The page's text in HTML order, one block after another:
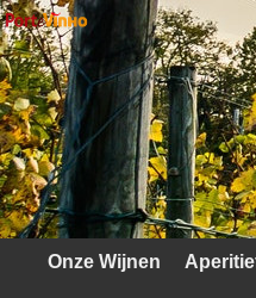
Home
Contact
Mijn account
Verzendkosten
Onze Wijnen